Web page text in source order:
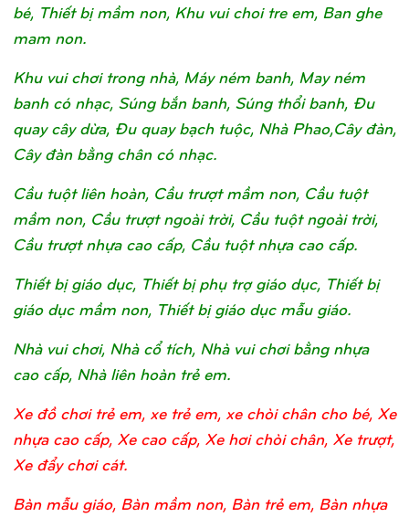
bé, Thiết bị mầm non, Khu vui choi tre em, Ban ghe
mam non.
Khu vui chơi trong nhà, Máy ném banh, May ném
banh có nhạc, Súng bắn banh, Súng thổi banh, Đu
quay cây dừa, Đu quay bạch tuộc, Nhà Phao,Cây đàn,
Cây đàn bằng chân có nhạc.
Cầu tuột liên hoàn, Cầu trượt mầm non, Cầu tuột
mầm non, Cầu trượt ngoài trời, Cầu tuột ngoài trời,
Cầu trượt nhựa cao cấp, Cầu tuột nhựa cao cấp.
Thiết bị giáo dục, Thiết bị phụ trợ giáo dục, Thiết bị
giáo dục mầm non, Thiết bị giáo dục mẫu giáo.
Nhà vui chơi, Nhà cổ tích, Nhà vui chơi bằng nhựa
cao cấp, Nhà liên hoàn trẻ em.
Xe đồ chơi trẻ em, xe trẻ em, xe chòi chân cho bé, Xe
nhựa cao cấp, Xe cao cấp, Xe hơi chòi chân, Xe trượt,
Xe đẩy chơi cát.
Bàn mẫu giáo, Bàn mầm non, Bàn trẻ em, Bàn nhựa